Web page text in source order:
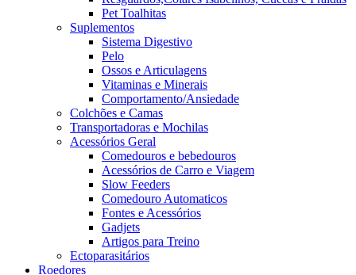
Pet Toalhitas
Suplementos
Sistema Digestivo
Pelo
Ossos e Articulagens
Vitaminas e Minerais
Comportamento/Ansiedade
Colchões e Camas
Transportadoras e Mochilas
Acessórios Geral
Comedouros e bebedouros
Acessórios de Carro e Viagem
Slow Feeders
Comedouro Automaticos
Fontes e Acessórios
Gadjets
Artigos para Treino
Ectoparasitários
Roedores